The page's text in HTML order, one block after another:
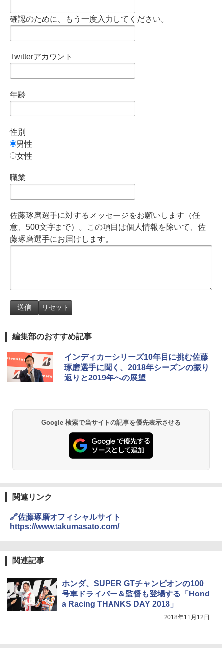
確認のために、もう一度入力してください。
Twitterアカウント
年齢
性別
男性
女性
職業
佐藤琢磨選手に対するメッセージをお願いします（任
意、500文字まで）。この項目は個人情報を除いて、佐
藤琢磨選手にお届けします。
編集部のおすすめ記事
インディカーシリーズ10年目に挑む佐藤
琢磨選手に聞く、2018年シーズンの振り
返りと2019年への展望
Google 検索で当サイトの記事を優先表示させる
関連リンク
🔗佐藤琢磨オフィシャルサイト
https://www.takumasato.com/
関連記事
ホンダ、SUPER GTチャンピオンの100
号車ドライバー＆監督も登場する「Hond
a Racing THANKS DAY 2018」
2018年11月12日